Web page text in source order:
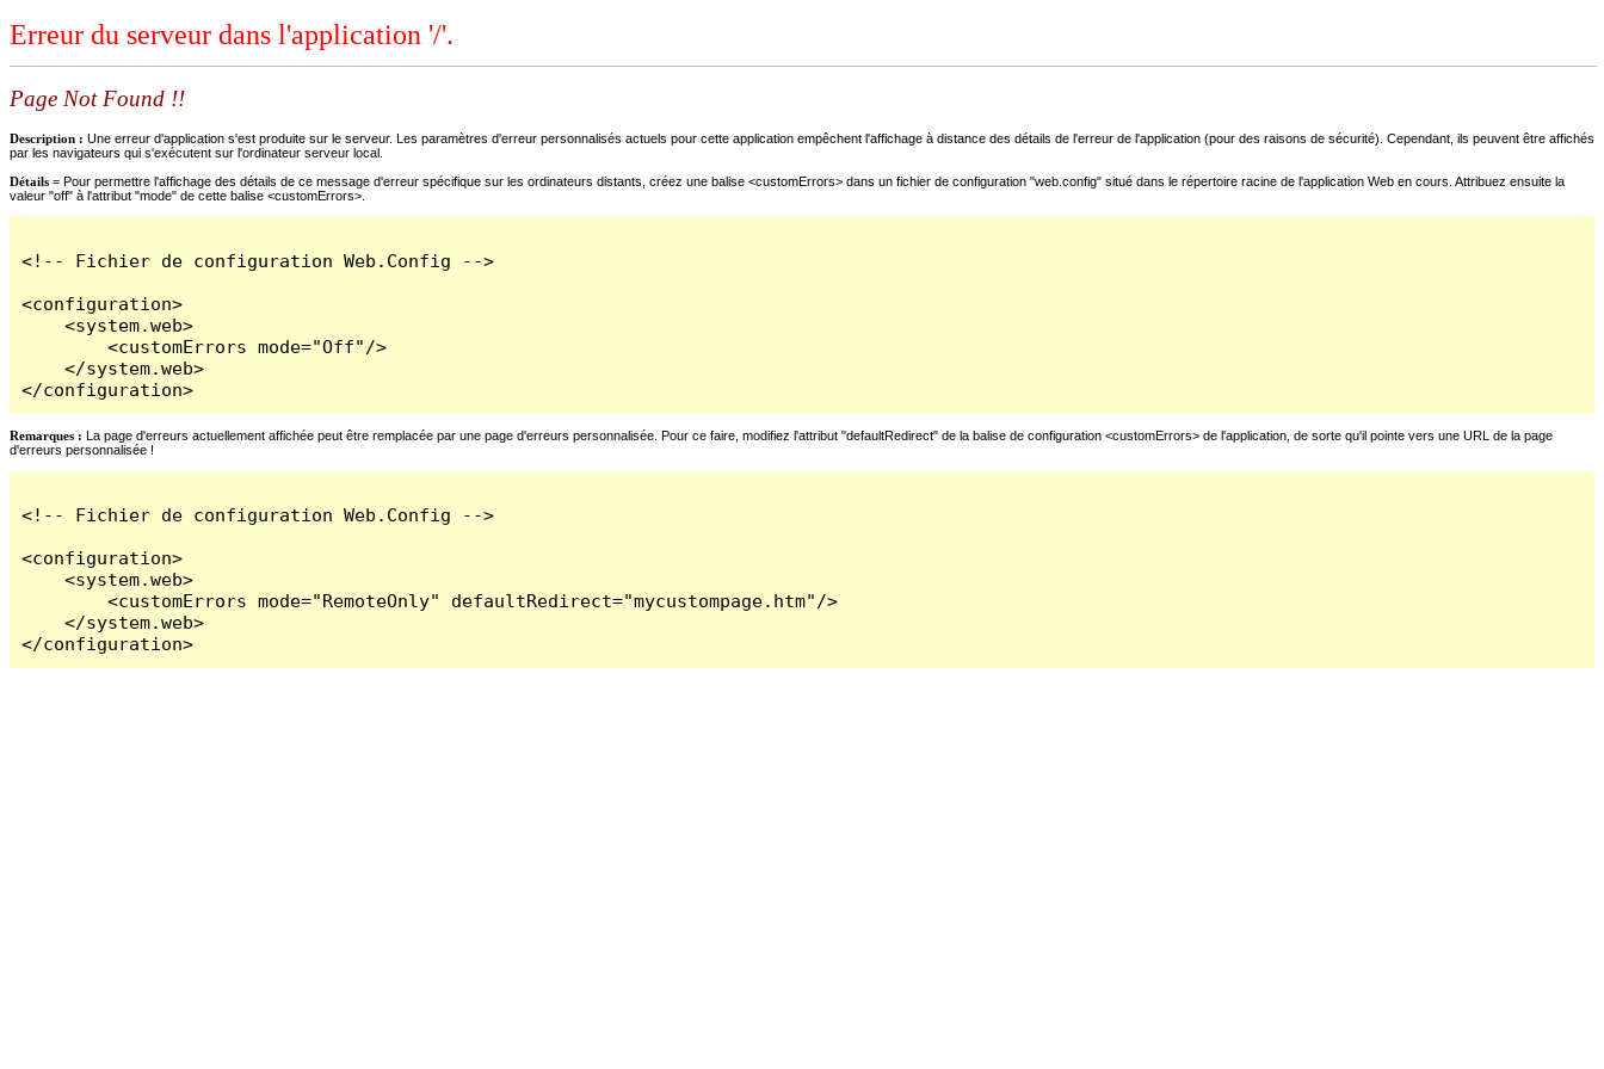
Erreur du serveur dans l'application '/'.
Page Not Found !!
Description : Une erreur d'application s'est produite sur le serveur. Les paramètres d'erreur personnalisés actuels pour cette application empêchent l'affichage à distance des détails de l'erreur de l'application (pour des raisons de sécurité). Cependant, ils peuvent être affichés
par les navigateurs qui s'exécutent sur l'ordinateur serveur local.
Détails = Pour permettre l'affichage des détails de ce message d'erreur spécifique sur les ordinateurs distants, créez une balise <customErrors> dans un fichier de configuration "web.config" situé dans le répertoire racine de l'application Web en cours. Attribuez ensuite la
valeur "off" à l'attribut "mode" de cette balise <customErrors>.
<!-- Fichier de configuration Web.Config -->
<configuration>
    <system.web>
        <customErrors mode="Off"/>
    </system.web>
</configuration>
Remarques : La page d'erreurs actuellement affichée peut être remplacée par une page d'erreurs personnalisée. Pour ce faire, modifiez l'attribut "defaultRedirect" de la balise de configuration <customErrors> de l'application, de sorte qu'il pointe vers une URL de la page
d'erreurs personnalisée !
<!-- Fichier de configuration Web.Config -->
<configuration>
    <system.web>
        <customErrors mode="RemoteOnly" defaultRedirect="mycustompage.htm"/>
    </system.web>
</configuration>